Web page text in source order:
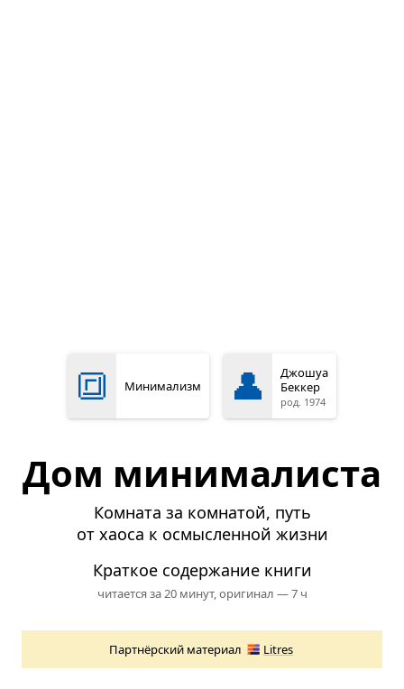
🔳 Минимализм 👤
Джошуа
Беккер
род. 1974
Дом минималиста
Комната за комнатой, путь
от хаоса к осмысленной жизни
Краткое содержание книги
читается за 20 минут,оригинал — 7 ч
Партнёрский материал Litres